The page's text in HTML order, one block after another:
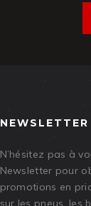
NEWSLETTER
N’hésitez pas à
Newsletter pour
promotions en
sur les pneus, les